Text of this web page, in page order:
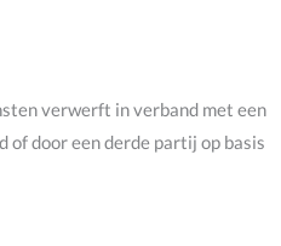
verwerft in verband met een
of door een derde partij op basis